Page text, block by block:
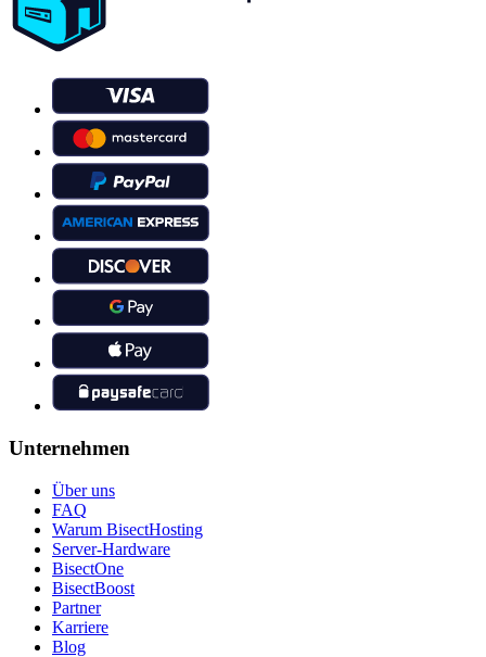
Unternehmen
Über uns
FAQ
Warum BisectHosting
Server-Hardware
BisectOne
BisectBoost
Partner
Karriere
Blog